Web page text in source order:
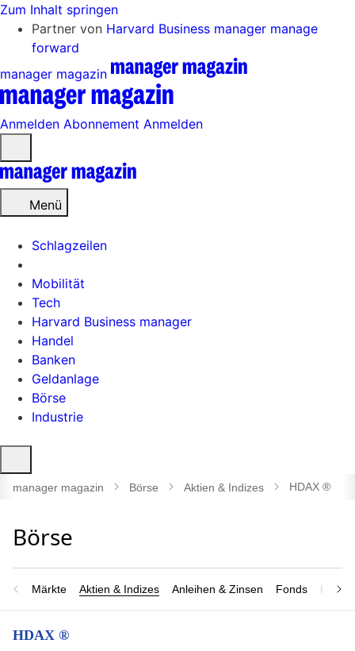
Zum Inhalt springen
Partner von Harvard Business manager manage
forward
manager magazin
Anmelden Abonnement Anmelden
öffnen
Menü
Schlagzeilen
Mobilität
Tech
Harvard Business manager
Handel
Banken
Geldanlage
Börse
Industrie
öffnen
manager magazin Börse Aktien & Indizes HDAX ®
Märkte Aktien & Indizes Anleihen & Zinsen Fonds
HDAX ®